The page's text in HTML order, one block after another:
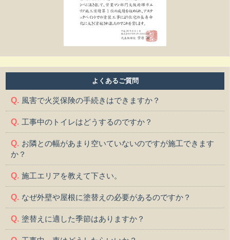
よくあるご質問
風害で火災保険の手続きはできますか？
工事中のトイレはどうするのですか？
お隣との幅があまり空いていないのですが施工できます
か？
施工エリアを教えて下さい。
なぜ外壁や屋根に塗替えの必要があるのですか？
塗替えに適した季節はありますか？